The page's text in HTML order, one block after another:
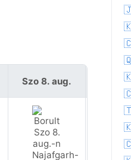
Szo 8. aug. V 9.